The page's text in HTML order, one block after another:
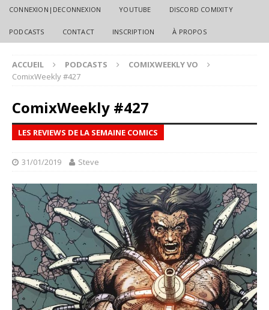
CONNEXION|DECONNEXION YOUTUBE DISCORD COMIXITY
PODCASTS CONTACT INSCRIPTION À PROPOS
ACCUEIL PODCASTS
COMIXWEEKLY VO
ComixWeekly #427
ComixWeekly #427
LES REVIEWS DE LA SEMAINE COMICS
31/01/2019 Steve